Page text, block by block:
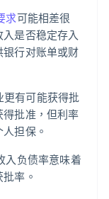
求可能相差很
是否稳定存入
行对账单或财
更有可能获得批
批准，但利率
担保。
入负债率意味着
率。